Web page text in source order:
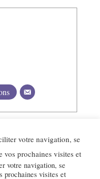
votre navigation, se
vos prochaines visites et
votre navigation, se
prochaines visites et